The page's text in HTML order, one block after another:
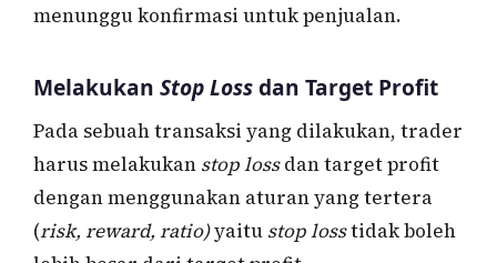
menunggu konfirmasi untuk penjualan.
Melakukan Stop Lossdan Target Profit
Pada sebuah transaksi yang dilakukan, trader
harus melakukan stop lossdan target profit
dengan menggunakan aturan yang tertera
(risk, reward, ratio)yaitu stop losstidak boleh